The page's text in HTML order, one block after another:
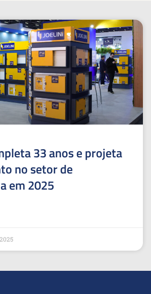
33 anos e projeta
no setor de
em 2025